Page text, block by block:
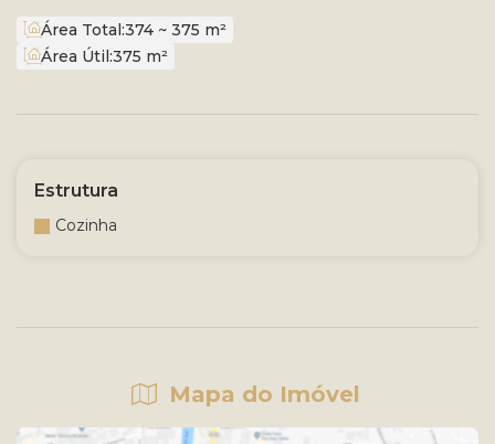
Área Total:374 ~ 375 m²
Área Útil:375 m²
Estrutura
Cozinha
Mapa do Imóvel